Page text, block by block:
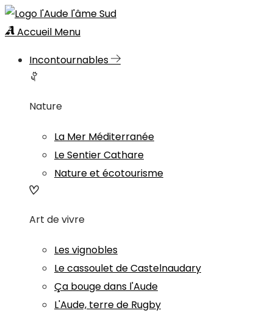
Accueil Menu
Incontournables
Nature
La Mer Méditerranée
Le Sentier Cathare
Nature et écotourisme
Art de vivre
Les vignobles
Le cassoulet de Castelnaudary
Ça bouge dans l'Aude
L'Aude, terre de Rugby